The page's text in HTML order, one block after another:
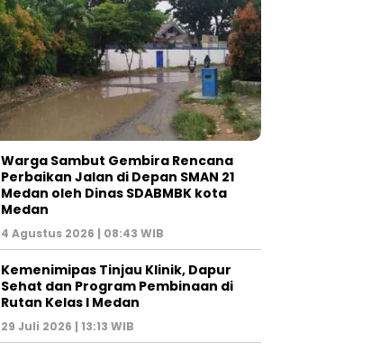
Warga Sambut Gembira Rencana
Perbaikan Jalan di Depan SMAN 21
Medan oleh Dinas SDABMBK kota
Medan
4 Agustus 2026 | 08:43 WIB
Kemenimipas Tinjau Klinik, Dapur
Sehat dan Program Pembinaan di
Rutan Kelas I Medan
29 Juli 2026 | 13:13 WIB